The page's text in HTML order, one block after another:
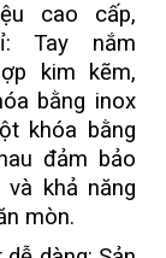
cao cấp,
Tay nắm
kim kẽm,
bằng inox
khóa bằng
đảm bảo
và khả năng
mòn.